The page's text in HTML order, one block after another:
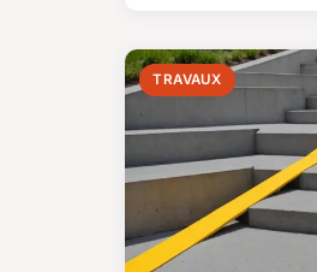
TRAVAUX